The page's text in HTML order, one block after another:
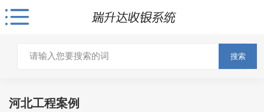
搜索
河北工程案例